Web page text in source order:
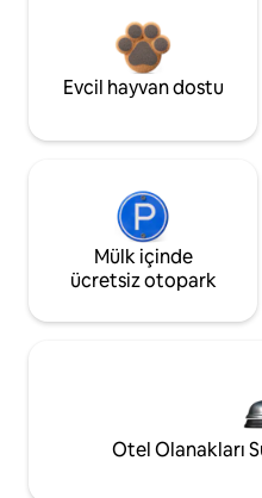
Evcil hayvan dostu
Mülk içinde
ücretsiz otopark
Otel Olanakları